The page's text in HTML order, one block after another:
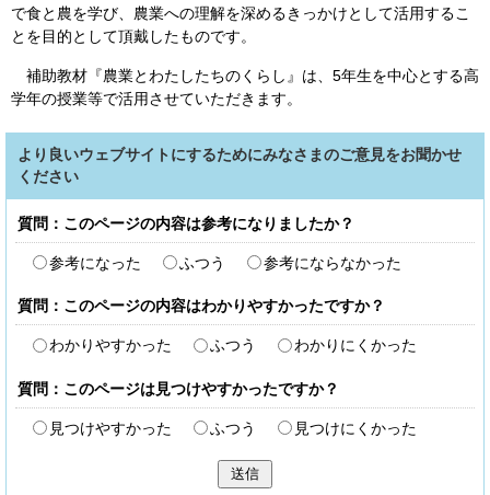
で食と農を学び、農業への理解を深めるきっかけとして活用するこ
とを目的として頂戴したものです。
補助教材『農業とわたしたちのくらし』は、5年生を中心とする高
学年の授業等で活用させていただきます。
より良いウェブサイトにするためにみなさまのご意見をお聞かせ
ください
質問：このページの内容は参考になりましたか？
参考になった ふつう 参考にならなかった
質問：このページの内容はわかりやすかったですか？
わかりやすかった ふつう わかりにくかった
質問：このページは見つけやすかったですか？
見つけやすかった ふつう 見つけにくかった
送信